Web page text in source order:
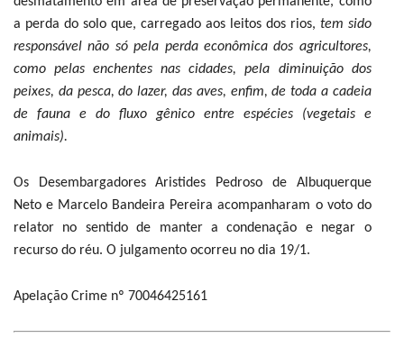
a perda do solo que, carregado aos leitos dos rios, tem sido
responsável não só pela perda econômica dos agricultores,
como pelas enchentes nas cidades, pela diminuição dos
peixes, da pesca, do lazer, das aves, enfim, de toda a cadeia
de fauna e do fluxo gênico entre espécies (vegetais e
animais).
Os Desembargadores Aristides Pedroso de Albuquerque
Neto e Marcelo Bandeira Pereira acompanharam o voto do
relator no sentido de manter a condenação e negar o
recurso do réu. O julgamento ocorreu no dia 19/1.
Apelação Crime nº 70046425161